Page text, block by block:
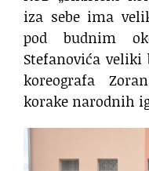
iza sebe ima
pod budnim
Stefanovića
koreografa
korake narodnih